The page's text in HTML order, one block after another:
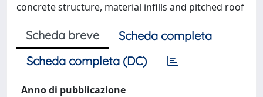
concrete structure, material infills and pitched roof
Scheda breve
Scheda completa
Scheda completa (DC)
Anno di pubblicazione